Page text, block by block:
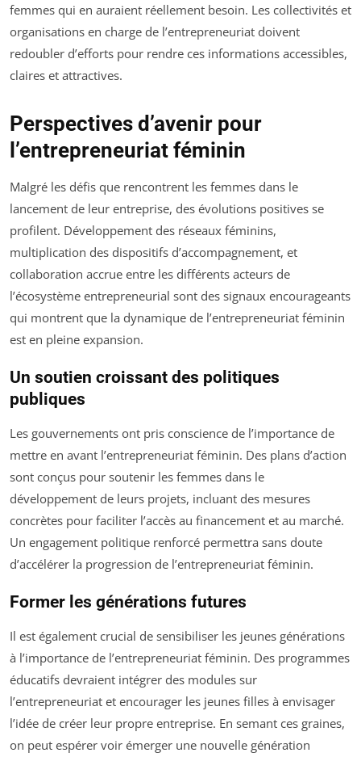
femmes qui en auraient réellement besoin. Les collectivités et
organisations en charge de l’entrepreneuriat doivent
redoubler d’efforts pour rendre ces informations accessibles,
claires et attractives.
Perspectives d’avenir pour
l’entrepreneuriat féminin
Malgré les défis que rencontrent les femmes dans le
lancement de leur entreprise, des évolutions positives se
profilent. Développement des réseaux féminins,
multiplication des dispositifs d’accompagnement, et
collaboration accrue entre les différents acteurs de
l’écosystème entrepreneurial sont des signaux encourageants
qui montrent que la dynamique de l’entrepreneuriat féminin
est en pleine expansion.
Un soutien croissant des politiques
publiques
Les gouvernements ont pris conscience de l’importance de
mettre en avant l’entrepreneuriat féminin. Des plans d’action
sont conçus pour soutenir les femmes dans le
développement de leurs projets, incluant des mesures
concrètes pour faciliter l’accès au financement et au marché.
Un engagement politique renforcé permettra sans doute
d’accélérer la progression de l’entrepreneuriat féminin.
Former les générations futures
Il est également crucial de sensibiliser les jeunes générations
à l’importance de l’entrepreneuriat féminin. Des programmes
éducatifs devraient intégrer des modules sur
l’entrepreneuriat et encourager les jeunes filles à envisager
l’idée de créer leur propre entreprise. En semant ces graines,
on peut espérer voir émerger une nouvelle génération